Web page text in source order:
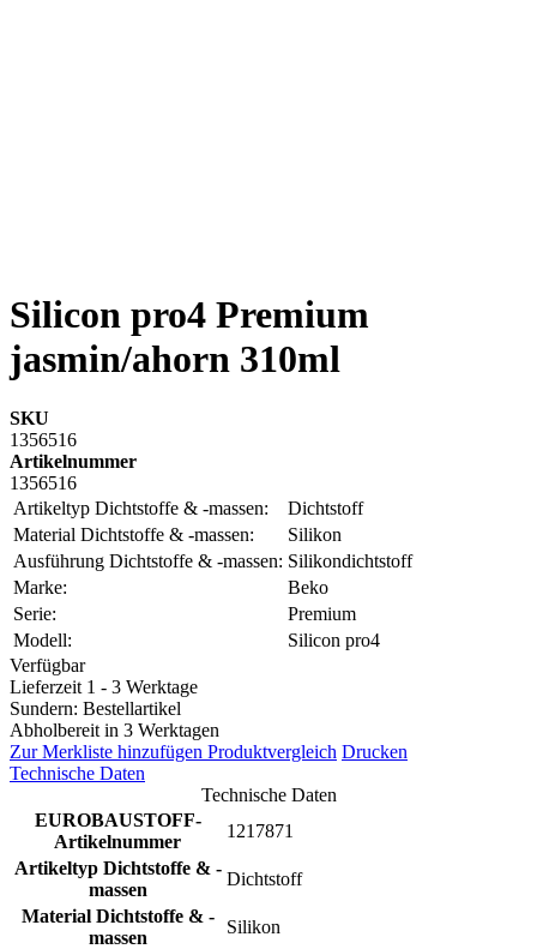
Silicon pro4 Premium
jasmin/ahorn 310ml
SKU
1356516
Artikelnummer
1356516
Artikeltyp Dichtstoffe & -massen:
Dichtstoff
Material Dichtstoffe & -massen:
Silikon
Ausführung Dichtstoffe & -massen: Silikondichtstoff
Marke:
Beko
Serie:
Premium
Modell:
Silicon pro4
Verfügbar
Lieferzeit 1 - 3 Werktage
Sundern: Bestellartikel
Abholbereit in 3 Werktagen
Zur Merkliste hinzufügen Produktvergleich Drucken
Technische Daten
Technische Daten
EUROBAUSTOFF-
Artikelnummer
1217871
Artikeltyp Dichtstoffe & -
massen
Dichtstoff
Material Dichtstoffe & -
massen
Silikon